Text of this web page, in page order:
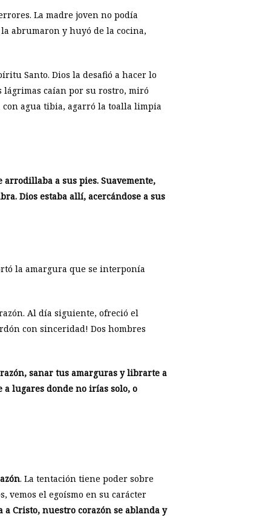
La madre joven no podía
abrumaron y huyó de la cocina,
Santo. Dios la desafió a hacer lo
lágrimas caían por su rostro, miró
agua tibia, agarró la toalla limpia
a sus pies. Suavemente,
Dios estaba allí, acercándose a sus
la amargura que se interponía
Al día siguiente, ofreció el
con sinceridad! Dos hombres
sanar tus amarguras y librarte a
a lugares donde no irías solo, o
. La tentación tiene poder sobre
vemos el egoísmo en su carácter
Cristo, nuestro corazón se ablanda y